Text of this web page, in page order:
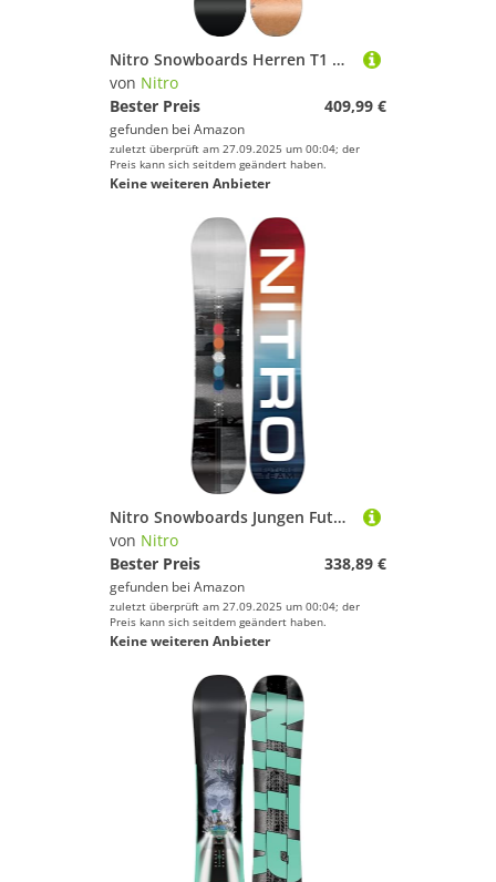
Nitro Snowboards Herren T1 Board ´25, Freestyleboard, Twin, Cam-Out Camber, Park, 155
von Nitro
Bester Preis
409,99 €
gefunden bei Amazon
zuletzt überprüft am 27.09.2025 um 00:04; der
Preis kann sich seitdem geändert haben.
Keine weiteren Anbieter
Nitro Snowboards Jungen Future Team BRD ´23, Freestyleboard, Twin, Cam-Out Camber, All-Terrain, Mid-Wide
von Nitro
Bester Preis
338,89 €
gefunden bei Amazon
zuletzt überprüft am 27.09.2025 um 00:04; der
Preis kann sich seitdem geändert haben.
Keine weiteren Anbieter